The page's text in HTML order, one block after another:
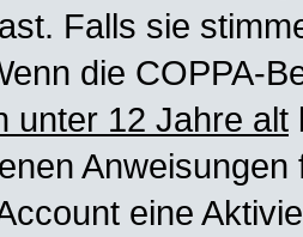
Falls sie
die COPPA-
unter 12 Jahre alt
eine